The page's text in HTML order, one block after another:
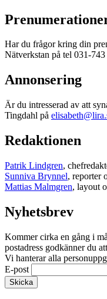
Har du frågor kring din
Nätverkstan på tel 031-
Annonsering
Är du intresserad av att
Tingdahl på
Redaktionen
Patrik Lindgren,
Sunniva Brynnel, reporter
Mattias Malmgren, layout
Nyhetsbrev
Kommer cirka en gång i
postadress godkänner du
Vi hanterar alla
E-post